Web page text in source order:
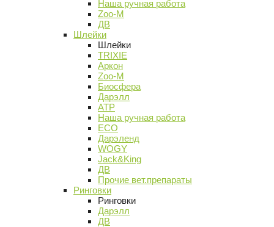
Наша ручная работа
Zoo-M
ДВ
Шлейки
Шлейки
TRIXIE
Аркон
Zoo-M
Биосфера
Дарэлл
АТР
Наша ручная работа
ECO
Дарэленд
WOGY
Jack&King
ДВ
Прочие вет.препараты
Ринговки
Ринговки
Дарэлл
ДВ